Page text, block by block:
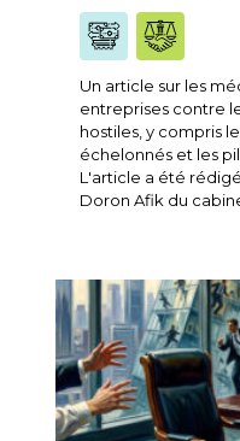
Un article sur les
entreprises contre
hostiles, y compris
échelonnés et les
L'article a été
Doron Afik du